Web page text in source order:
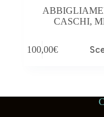
CASCHI,
100,00€